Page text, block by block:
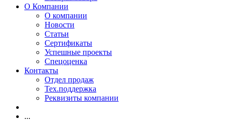
О Компании
О компании
Новости
Статьи
Сертификаты
Успешные проекты
Спецоценка
Контакты
Отдел продаж
Тех.поддержка
Реквизиты компании
...